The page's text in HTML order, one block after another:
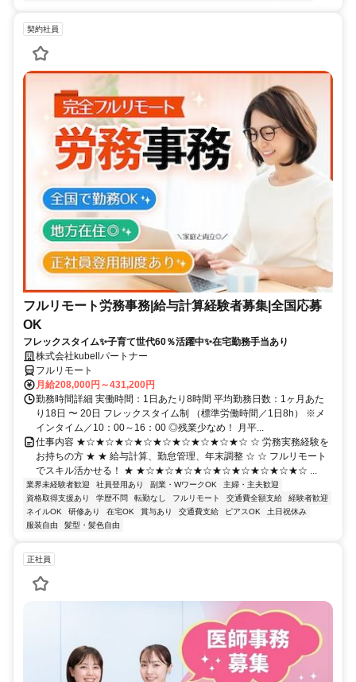
契約社員
フルリモート労務事務|給与計算経験者募集|全国応募
OK
フレックスタイム✨子育て世代60％活躍中✨在宅勤務手当あり
株式会社kubellパートナー
フルリモート
月給208,000円～431,200円
勤務時間詳細 実働時間：1日あたり8時間 平均勤務日数：1ヶ月あた
り18日 〜 20日 フレックスタイム制 （標準労働時間／1日8h） ※メ
インタイム／10：00～16：00 ◎残業少なめ！ 月平...
仕事内容 ★☆★☆★☆★☆★☆★☆★☆★☆★☆ ☆ 労務実務経験を
お持ちの方 ★ ★ 給与計算、勤怠管理、年末調整 ☆ ☆ フルリモート
でスキル活かせる！ ★ ★☆★☆★☆★☆★☆★☆★☆★☆★☆ ...
業界未経験者歓迎 社員登用あり 副業・WワークOK
主婦・主夫歓迎
資格取得支援あり
学歴不問 転勤なし フルリモート 交通費全額支給
経験者歓迎
ネイルOK
研修あり 在宅OK 賞与あり 交通費支給 ピアスOK
土日祝休み
服装自由
髪型・髪色自由
正社員